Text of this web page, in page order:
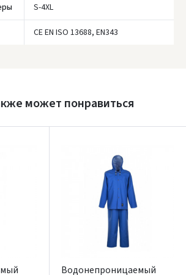
S-4XL
CE EN ISO 13688, EN343
может понравиться
Водонепроницаемый
paskyros? Registruokites